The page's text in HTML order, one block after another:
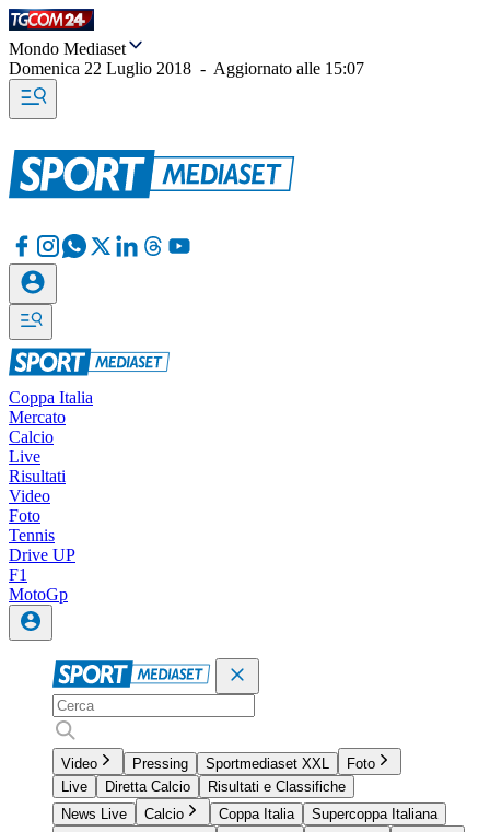
Mondo Mediaset
Domenica 22 Luglio 2018 - Aggiornato alle 15:07
Coppa Italia
Mercato
Calcio
Live
Risultati
Video
Foto
Tennis
Drive UP
F1
MotoGp
Video Pressing Sportmediaset XXL
Foto
Live
Diretta Calcio
Risultati e Classifiche
News Live
Calcio Coppa Italia
Supercoppa Italiana